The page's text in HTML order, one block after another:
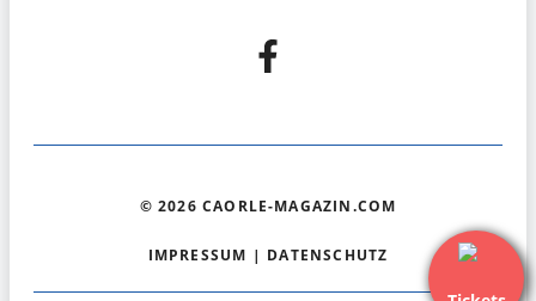
© 2026 CAORLE-MAGAZIN.COM
IMPRESSUM | DATENSCHUTZ